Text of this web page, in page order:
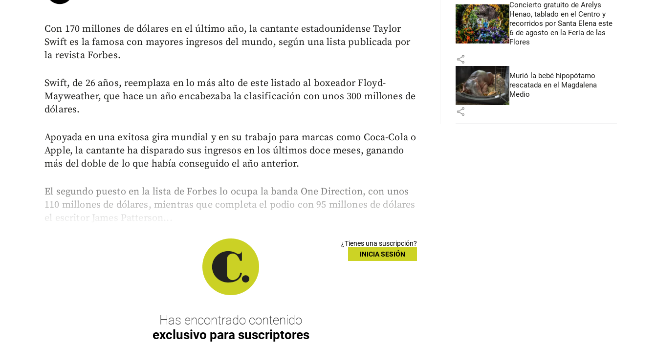
Con 170 millones de dólares en el último año, la cantante estadounidense Taylor
Swift es la famosa con mayores ingresos del mundo, según una lista publicada por
la revista Forbes.
Swift, de 26 años, reemplaza en lo más alto de este listado al boxeador Floyd-
Mayweather, que hace un año encabezaba la clasificación con unos 300 millones de
dólares.
Apoyada en una exitosa gira mundial y en su trabajo para marcas como Coca-Cola o
Apple, la cantante ha disparado sus ingresos en los últimos doce meses, ganando
más del doble de lo que había conseguido el año anterior.
El segundo puesto en la lista de Forbes lo ocupa la banda One Direction, con unos
110 millones de dólares, mientras que completa el podio con 95 millones de dólares
el escritor James Patterson...
¿Tienes una suscripción?
INICIA SESIÓN
Has encontrado contenido
exclusivo para suscriptores
Concierto gratuito de Arelys
Henao, tablado en el Centro y
recorridos por Santa Elena este
6 de agosto en la Feria de las
Flores
share
Murió la bebé hipopótamo
rescatada en el Magdalena
Medio
share